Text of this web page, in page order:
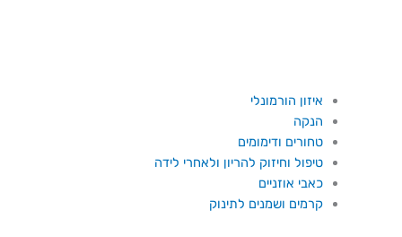
איזון הורמונלי
הנקה
טחורים ודימומים
טיפול וחיזוק להריון ולאחרי לידה
כאבי אוזניים
קרמים ושמנים לתינוק